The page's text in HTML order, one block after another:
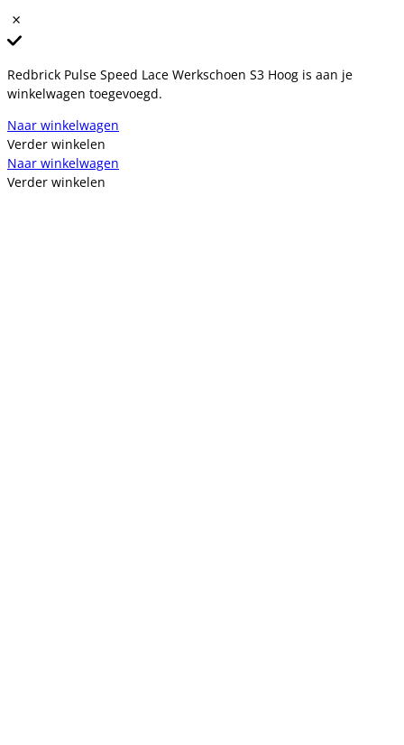
Redbrick Pulse Speed Lace Werkschoen S3 Hoog is aan je
winkelwagen toegevoegd.
Naar winkelwagen
Verder winkelen
Naar winkelwagen
Verder winkelen